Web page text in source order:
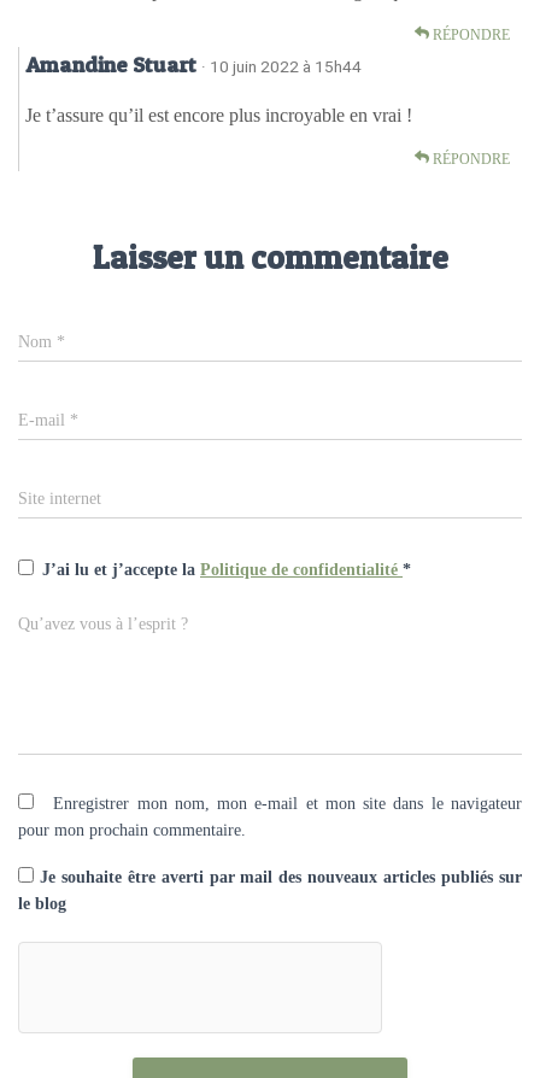
RÉPONDRE
Amandine Stuart · 10 juin 2022 à 15h44
Je t’assure qu’il est encore plus incroyable en vrai !
RÉPONDRE
Laisser un commentaire
Nom *
E-mail *
Site internet
J’ai lu et j’accepte la Politique de confidentialité *
Qu’avez vous à l’esprit ?
Enregistrer mon nom, mon e-mail et mon site dans le navigateur
pour mon prochain commentaire.
Je souhaite être averti par mail des nouveaux articles publiés sur
le blog